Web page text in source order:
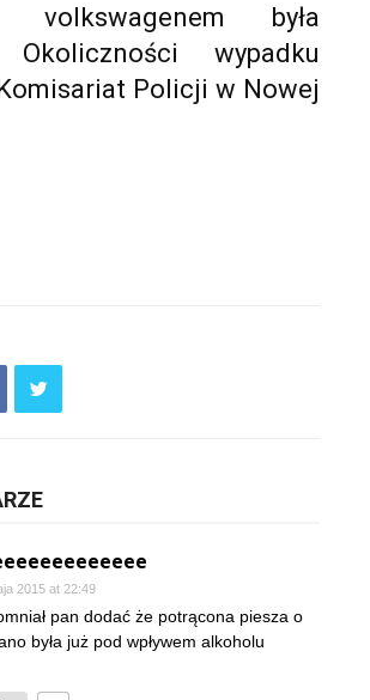
volkswagenem była
Okoliczności wypadku
Policji w Nowej
2015 at 22:49
pan dodać że potrącona piesza o
była już pod wpływem alkoholu